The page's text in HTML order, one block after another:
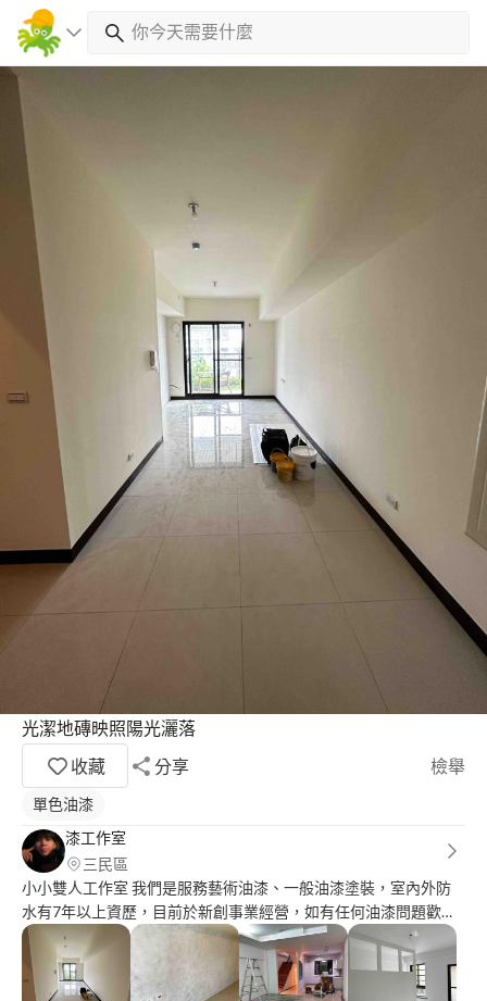
光潔地磚映照陽光灑落
收藏
分享 檢舉
單色油漆
漆工作室
三民區
小小雙人工作室 我們是服務藝術油漆、一般油漆塗裝，室內外防
水有7年以上資歷，目前於新創事業經營，如有任何油漆問題歡迎
諮詢與找我們服務。